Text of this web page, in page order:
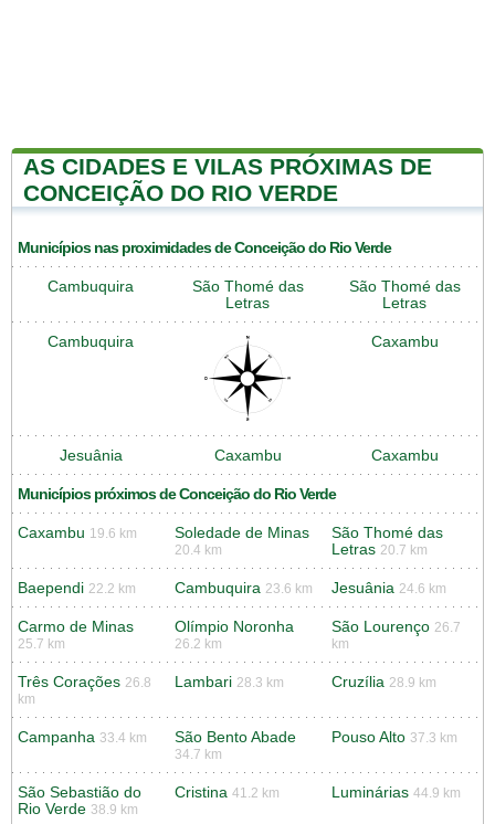
AS CIDADES E VILAS PRÓXIMAS DE
CONCEIÇÃO DO RIO VERDE
Municípios nas proximidades de Conceição do Rio Verde
Cambuquira
São Thomé das
Letras
São Thomé das
Letras
Cambuquira Caxambu
Jesuânia Caxambu Caxambu
Municípios próximos de Conceição do Rio Verde
Caxambu 19.6 km Soledade de Minas
20.4 km
São Thomé das
Letras 20.7 km
Baependi 22.2 km Cambuquira 23.6 km Jesuânia 24.6 km
Carmo de Minas
25.7 km
Olímpio Noronha
26.2 km
São Lourenço 26.7
km
Três Corações 26.8
km
Lambari 28.3 km Cruzília 28.9 km
Campanha 33.4 km São Bento Abade
34.7 km
Pouso Alto 37.3 km
São Sebastião do
Rio Verde 38.9 km
Cristina 41.2 km Luminárias 44.9 km